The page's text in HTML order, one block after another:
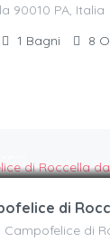
90010 PA, Italia
1 Bagni 8